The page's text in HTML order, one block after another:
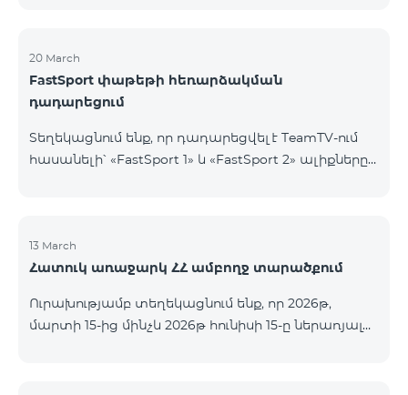
20 March
FastSport փաթեթի հեռարձակման
դադարեցում
Տեղեկացնում ենք, որ դադարեցվել է TeamTV-ում
հասանելի՝ «FastSport 1» և «FastSport 2» ալիքները
Հարցերի կամ լրացուցիչ տեղեկությունների
համար խնդրում ենք դիմել «Ֆասթ Մեդիա»
13 March
Հատուկ առաջարկ ՀՀ ամբողջ տարածքում
Ուրախությամբ տեղեկացնում ենք, որ 2026թ,
մարտի 15-ից մինչև 2026թ հունիսի 15-ը ներառյալ